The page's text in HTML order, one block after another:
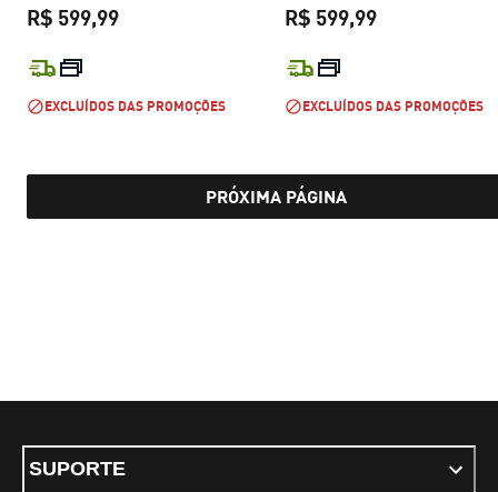
R$ 599,99
preço atual R$ 599,99
EXCLUÍDOS DAS PROMOÇÕES
R$ 599,99
EXCLUÍDOS DAS PROMOÇÕES
PRÓXIMA PÁGINA
SUPORTE